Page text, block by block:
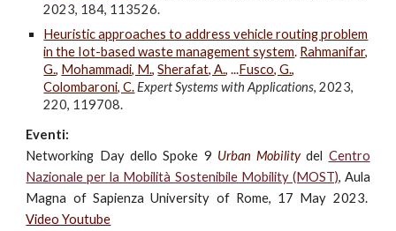
2023, 184, 113526.
Heuristic approaches to address vehicle routing problem
in the Iot-based waste management system. Rahmanifar,
G., Mohammadi, M.,Sherafat, A., ...Fusco, G.,
Colombaroni, C. Expert Systems with Applications, 2023,
220, 119708.
Eventi:
Networking Day dello Spoke 9 Urban Mobility del Centro
Nazionale per la Mobilità Sostenibile Mobility (MOST), Aula
Magna of Sapienza University of Rome, 17 May 2023.
Video Youtube